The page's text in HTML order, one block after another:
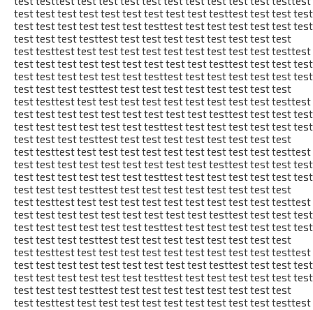
test test test test test test test test test testtest test test test
test test test test test test testtest test test test test test test
test test test testtest test test test test test test test test
test testtest test test test test test test test test test testtest
test test test test test test test test test testtest test test test
test test test test test test testtest test test test test test test
test test test testtest test test test test test test test test
test testtest test test test test test test test test test testtest
test test test test test test test test test testtest test test test
test test test test test test testtest test test test test test test
test test test testtest test test test test test test test test
test testtest test test test test test test test test test testtest
test test test test test test test test test testtest test test test
test test test test test test testtest test test test test test test
test test test testtest test test test test test test test test
test testtest test test test test test test test test test testtest
test test test test test test test test test testtest test test test
test test test test test test testtest test test test test test test
test test test testtest test test test test test test test test
test testtest test test test test test test test test test testtest
test test test test test test test test test testtest test test test
test test test test test test testtest test test test test test test
test test test testtest test test test test test test test test
test testtest test test test test test test test test test testtest